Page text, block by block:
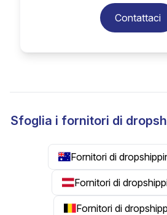
Contattaci
Sfoglia i fornitori di
Fornitori di
Fornitori di
Fornitori di